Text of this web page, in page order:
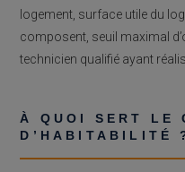
logement, surface utile du
composent, seuil maximal
technicien qualifié ayant
À QUOI SERT LE
D’HABITABILITÉ